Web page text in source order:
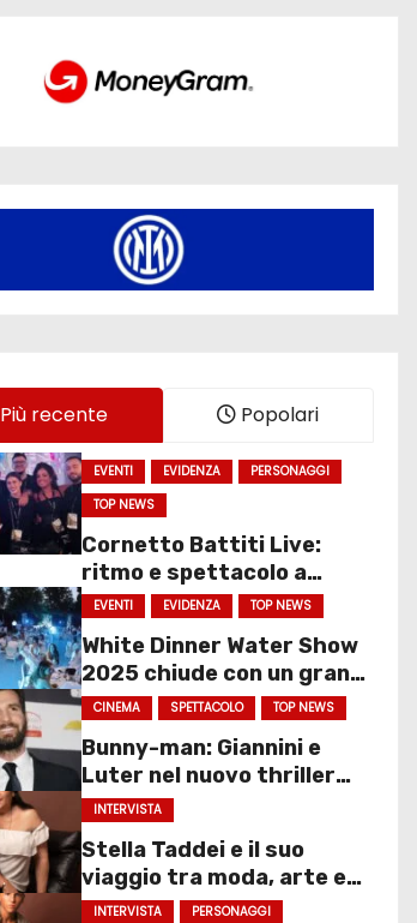
Più recente Popolari
EVENTI EVIDENZA
PERSONAGGI
TOP NEWS
Cornetto Battiti Live:
ritmo e spettacolo a
Molfetta
EVENTI EVIDENZA TOP NEWS
White Dinner Water Show
2025 chiude con un gran
finale
CINEMA SPETTACOLO TOP NEWS
Bunny-man: Giannini e
Luter nel nuovo thriller
sociale
INTERVISTA
Stella Taddei e il suo
viaggio tra moda, arte e
spettacolo
INTERVISTA PERSONAGGI